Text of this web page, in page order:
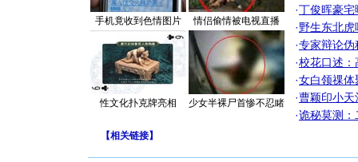
手机竟收到色情图片 情侣偷情被电视直播
性文化扑克牌亮相 少女半裸尸首惨不忍睹
·丁俊晖豪
·野生东北
·专家辩论伪
·校花口述：
·女白领祼体
·曹颖印小天
·诡秘莫测：
【相关链接】